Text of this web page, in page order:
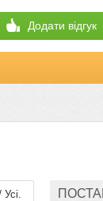
Додати відгук
Усі.